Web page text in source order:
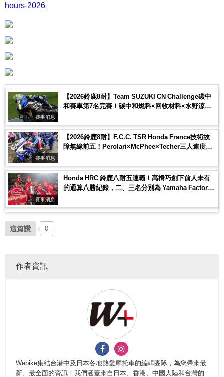
hours-2026
賽事消息
【2026鈴鹿8耐】Team SUZUKI CN Challenge碳中
和賽車第7名完賽！碳中和燃料×回收材料×水野涼刷
賽事消息
【2026鈴鹿8耐】F.C.C. TSR Honda France技術故
障無緣前五！Perolari×McPhee×Techer三人速度具
賽事消息
Honda HRC 鈴鹿八耐五連霸！高橋巧創下前人未有
的通算八勝紀錄，二、三名分別為 Yamaha Factory
這篇讚 0
作者資訊
Webike集結台港中及日本各地熱愛摩托車的編輯團隊，為您帶來最
新、最全面的資訊！我們涵蓋來自日本、香港、中國大陸和台灣的